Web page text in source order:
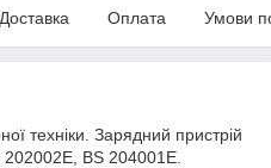
Доставка Оплата Умови
техніки. Зарядний пристрій
202002E, BS 204001E.